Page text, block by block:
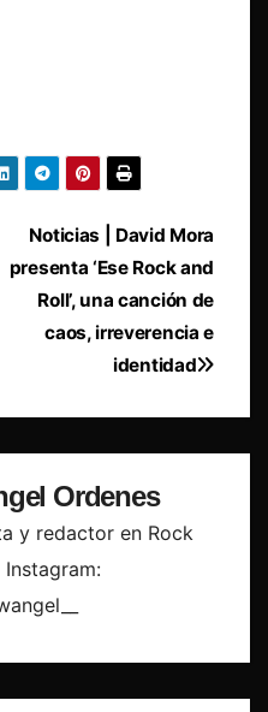
Noticias | David Mora
presenta ‘Ese Rock and
Roll’, una canción de
caos, irreverencia e
identidad
Ordenes
y redactor en Rock